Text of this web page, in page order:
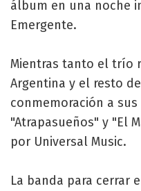
álbum en una noche
Emergente.
Mientras tanto el trío
Argentina y el resto
conmemoración a
"Atrapasueños" y "El
por Universal Music.
La banda para cerrar